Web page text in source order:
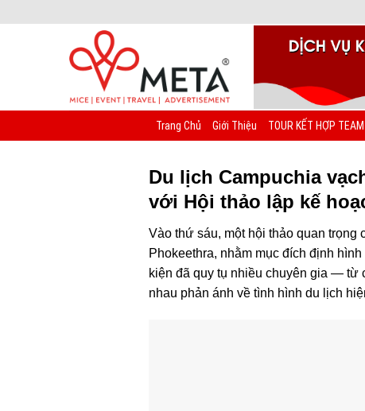
Trang Chủ Giới Thiệu TOUR KẾT HỢP TEAM
Du lịch Campuchia
với Hội thảo lập kế
Vào thứ sáu, một hội thảo quan trọng
Phokeethra, nhằm mục đích định
kiện đã quy tụ nhiều chuyên gia — từ
nhau phản ánh về tình hình du lịch